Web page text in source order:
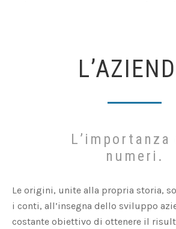
L’importanza
numeri.
Le origini, unite alla propria storia,
i conti, all’insegna dello sviluppo
costante obiettivo di ottenere il